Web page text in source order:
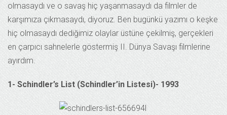
olmasaydı ve o savaş hiç yaşanmasaydı da filmler de
karşımıza çıkmasaydı, diyoruz. Ben bugünkü yazımı o keşke
hiç olmasaydı dediğimiz olaylar üstüne çekilmiş, gerçekleri
en çarpıcı sahnelerle göstermiş II. Dünya Savaşı filmlerine
ayırdım.
1- Schindler’s List (Schindler’in Listesi)- 1993